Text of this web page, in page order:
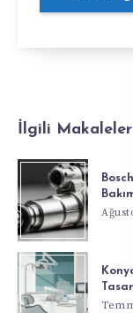
İlgili Makaleler